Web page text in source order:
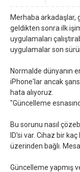
Merhaba arkadaşlar,
geldikten sonra ilk
uygulamaları
uygulamalar son
Normalde dünyanın
iPhone'lar ancak
hata alıyoruz.
"Güncelleme
Bu sorunu nasıl
ID'si var. Cihaz bir
üzerinden bağlı.
Güncelleme yapmış